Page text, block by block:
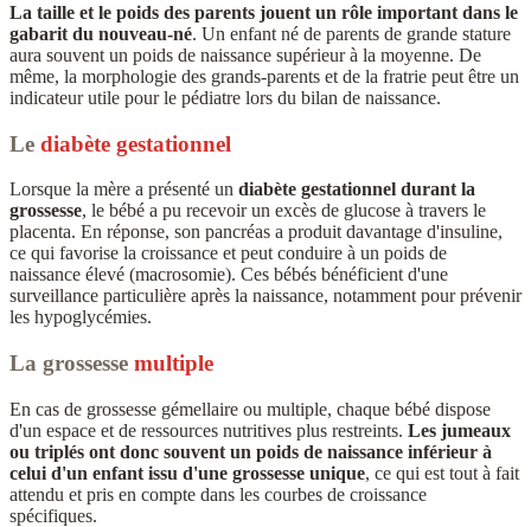
La taille et le poids des parents jouent un rôle important dans le
gabarit du nouveau-né. Un enfant né de parents de grande stature
aura souvent un poids de naissance supérieur à la moyenne. De
même, la morphologie des grands-parents et de la fratrie peut être un
indicateur utile pour le pédiatre lors du bilan de naissance.
Le diabète gestationnel
Lorsque la mère a présenté un diabète gestationnel durant la
grossesse, le bébé a pu recevoir un excès de glucose à travers le
placenta. En réponse, son pancréas a produit davantage d'insuline,
ce qui favorise la croissance et peut conduire à un poids de
naissance élevé (macrosomie). Ces bébés bénéficient d'une
surveillance particulière après la naissance, notamment pour prévenir
les hypoglycémies.
La grossesse multiple
En cas de grossesse gémellaire ou multiple, chaque bébé dispose
d'un espace et de ressources nutritives plus restreints. Les jumeaux
ou triplés ont donc souvent un poids de naissance inférieur à
celui d'un enfant issu d'une grossesse unique, ce qui est tout à fait
attendu et pris en compte dans les courbes de croissance
spécifiques.